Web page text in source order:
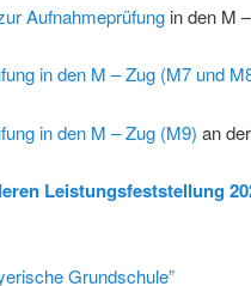
Aufnahmeprüfungin den M
in den M – Zug (M7 und
in den M – Zug (M9) an
Leistungsfeststellung
Grundschule”